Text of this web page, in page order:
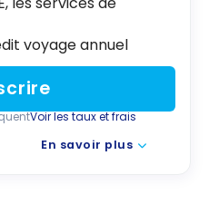
voyage annuel
Voir les taux et frais
En savoir plus